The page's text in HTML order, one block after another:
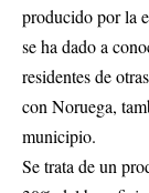
producido por la
se ha dado a
residentes de
con Noruega,
municipio.
Se trata de un